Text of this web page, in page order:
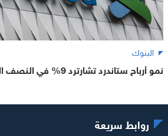
البنوك
نمو أرباح ستاندرد تشارترد 9% في النصف الأول
روابط سريعة